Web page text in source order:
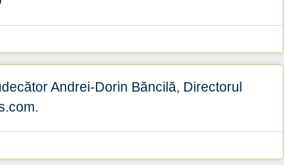
Andrei-Dorin Băncilă, Directorul